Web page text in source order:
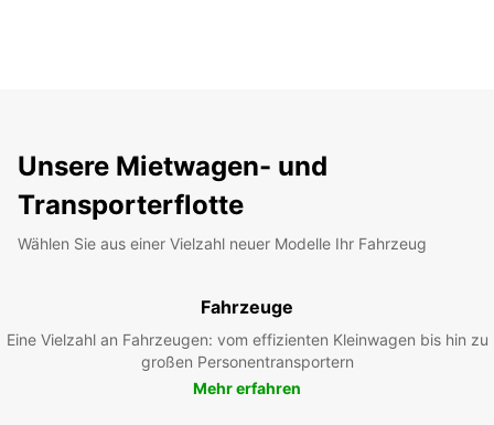
Unsere Mietwagen- und
Transporterflotte
Wählen Sie aus einer Vielzahl neuer Modelle Ihr Fahrzeug
Fahrzeuge
Eine Vielzahl an Fahrzeugen: vom effizienten Kleinwagen bis hin zu
großen Personentransportern
Mehr erfahren